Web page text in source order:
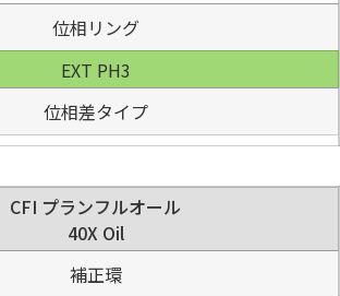
位相リング
EXT PH3
位相差タイプ
CFI プランフルオール
40X Oil
補正環